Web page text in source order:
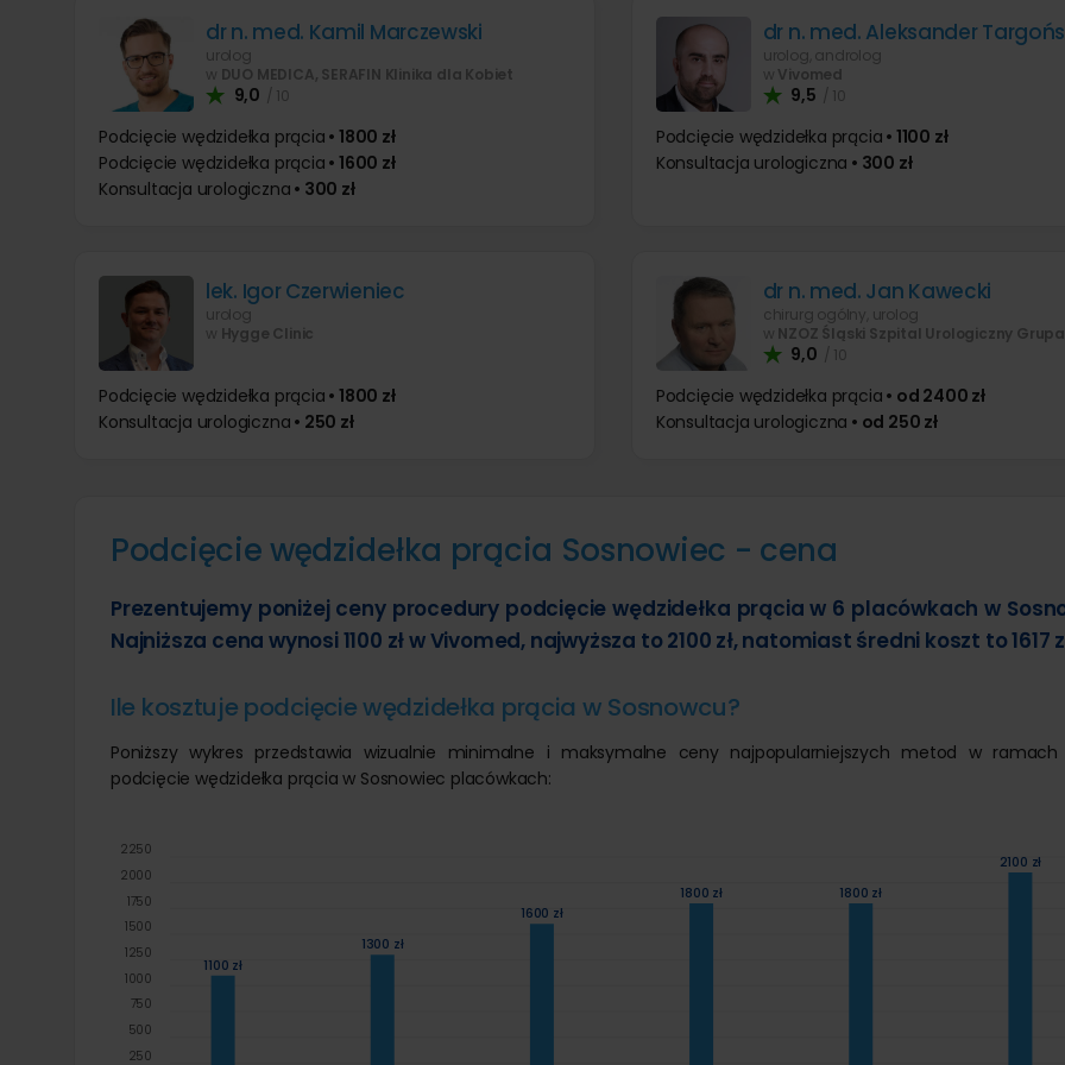
dr n. med. Kamil Marczewski
urolog
w DUO MEDICA, SERAFIN Klinika dla Kobiet
9,0 / 10
Podcięcie wędzidełka prącia • 1800 zł
Podcięcie wędzidełka prącia • 1600 zł
Konsultacja urologiczna • 300 zł
dr n. med. Aleksander
urolog, androlog
w Vivomed
9,5 / 10
Podcięcie wędzidełka prącia • 1100 zł
Konsultacja urologiczna • 300 zł
lek. Igor Czerwieniec
urolog
w Hygge Clinic
Podcięcie wędzidełka prącia • 1800 zł
Konsultacja urologiczna • 250 zł
dr n. med. Jan Kawecki
chirurg ogólny, urolog
w NZOZ Śląski Szpital Urologiczny Grupa
9,0 / 10
Podcięcie wędzidełka prącia • od 2400 zł
Konsultacja urologiczna • od 250 zł
Podcięcie wędzidełka prącia Sosnowiec - cena
Prezentujemy poniżej ceny procedury podcięcie wędzidełka prącia w 6 placówkach w
Najniższa cena wynosi 1100 zł w Vivomed, najwyższa to 2100 zł, natomiast średni koszt to 1617
Ile kosztuje podcięcie wędzidełka prącia w Sosnowcu?
Poniższy wykres przedstawia wizualnie minimalne i maksymalne ceny najpopularniejszych metod w ramach
podcięcie wędzidełka prącia w Sosnowiec placówkach:
1100 zł
1300 zł
1600 zł
1800 zł 1800 zł
2100 zł
250
500
750
1000
1250
1500
1750
2000
2250